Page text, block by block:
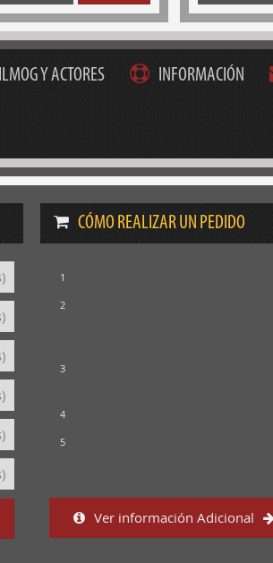
Y ACTORES INFORMACIÓN
CÓMO REALIZAR UN PEDIDO
1
2
3
4
5
Ver información Adicional